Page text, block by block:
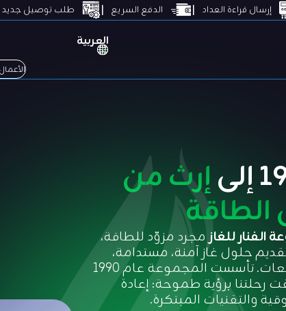
إرسال قراءة العداد الدفع السريع طلب توصيل جديد
العربية
إرث من
الطاقة
الفنار للغازمجرد مزوّد للطاقة،
حلول غاز آمنة، مستدامة،
ومبتكرة تُغذي الصناعات والأعمال والمجتمعات. تأسست المجموعة عام 1990
رحلتنا برؤية طموحة: إعادة
والتقنيات المبتكرة.